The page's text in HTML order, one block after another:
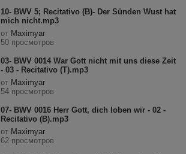
10- BWV 5; Recitativo (B)- Der Sünden Wust hat
mich nicht.mp3
от Maximyar
50 просмотров
03- BWV 0014 War Gott nicht mit uns diese Zeit
- 03 - Recitativo (T).mp3
от Maximyar
54 просмотров
07- BWV 0016 Herr Gott, dich loben wir - 02 -
Recitativo (B).mp3
от Maximyar
62 просмотров